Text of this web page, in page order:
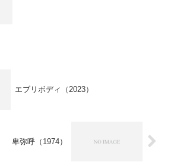
エブリボディ（2023）
卑弥呼（1974）